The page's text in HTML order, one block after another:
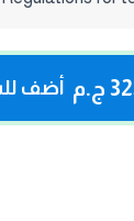
ج.م أضف